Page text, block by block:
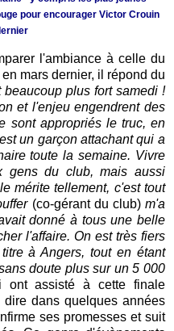
pour encourager Victor Crouin
l'ambiance à celle du
mars dernier, il répond du
plus fort samedi !
et l'enjeu engendrent des
sont appropriés le truc, en
un garçon attachant qui a
toute la semaine. Vivre
gens du club, mais aussi
mérite tellement, c'est tout
(co-gérant du club) m'a
donné à tous une belle
l'affaire. On est très fiers
à Angers, tout en étant
doute plus sur un 5 000
assisté à cette finale
dire dans quelques années
ses promesses et suit